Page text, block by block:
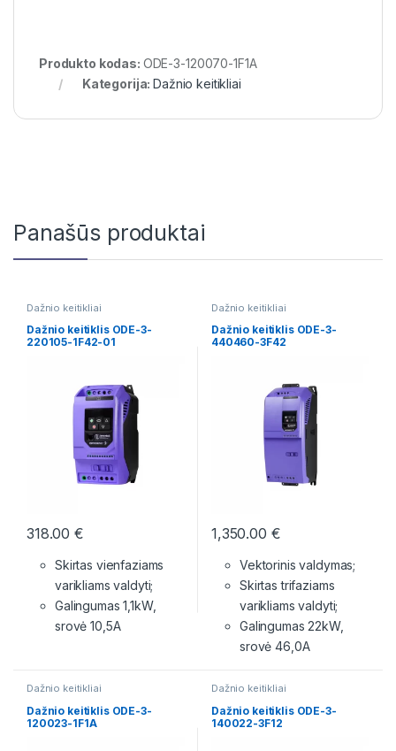
Produkto kodas: ODE-3-120070-1F1A
Kategorija:Dažnio keitikliai
Panašūs produktai
Dažnio keitikliai
Dažnio keitiklis ODE-3-
220105-1F42-01
318.00€
Skirtas vienfaziams
varikliams valdyti;
Galingumas 1,1kW,
srovė 10,5A
Dažnio keitikliai
Dažnio keitiklis ODE-3-
440460-3F42
1,350.00 €
Vektorinis valdymas;
Skirtas trifaziams
varikliams valdyti;
Galingumas 22kW,
srovė 46,0A
Dažnio keitikliai
Dažnio keitiklis ODE-3-
120023-1F1A
Dažnio keitikliai
Dažnio keitiklis ODE-3-
140022-3F12